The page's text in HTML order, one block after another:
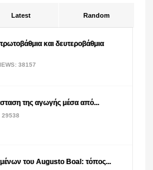
Latest Random
και δευτεροβάθμια
38157
της αγωγής μέσα από...
29538
του Augusto Boal: τόπος...